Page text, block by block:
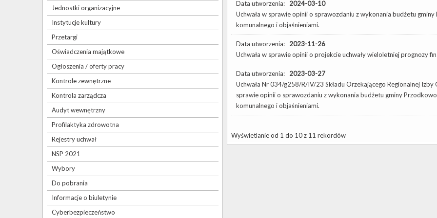
Jednostki organizacyjne
Instytucje kultury
Przetargi
Oświadczenia majątkowe
Ogłoszenia / oferty pracy
Kontrole zewnętrzne
Kontrola zarządcza
Audyt wewnętrzny
Profilaktyka zdrowotna
Rejestry uchwał
NSP 2021
Wybory
Do pobrania
Informacje o biuletynie
Cyberbezpieczeństwo
Data utworzenia: 2024-03-10
Uchwała w sprawie opinii o sprawozdaniu z wykonania budżetu
komunalnego i objaśnieniami.
Data utworzenia: 2023-11-26
Uchwała w sprawie opinii o projekcie uchwały wieloletniej prognozy
Data utworzenia: 2023-03-27
Uchwała Nr 034/g258/R/IV/23 Składu Orzekającego Regionalnej
sprawie opinii o sprawozdaniu z wykonania budżetu gminy
komunalnego i objaśnieniami.
Wyświetlanie od 1 do 10 z 11 rekordów